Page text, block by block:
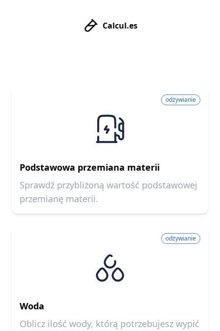
Calcul.es
odżywianie
Podstawowa przemiana materii
Sprawdź przybliżoną wartość podstawowej
przemianę materii.
odżywianie
Woda
Oblicz ilość wody, którą potrzebujesz wypić